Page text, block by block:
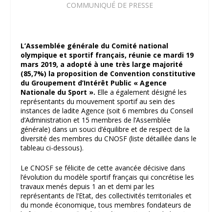
COMMUNIQUÉ DE PRESSE
L’Assemblée générale du Comité national
olympique et sportif français, réunie ce mardi 19
mars 2019, a adopté à une très large majorité
(85,7%) la proposition de Convention constitutive
du Groupement d’Intérêt Public « Agence
Nationale du Sport ». Elle a également désigné les
représentants du mouvement sportif au sein des
instances de ladite Agence (soit 6 membres du Conseil
d’Administration et 15 membres de l’Assemblée
générale) dans un souci d’équilibre et de respect de la
diversité des membres du CNOSF (liste détaillée dans le
tableau ci-dessous).
Le CNOSF se félicite de cette avancée décisive dans
l’évolution du modèle sportif français qui concrétise les
travaux menés depuis 1 an et demi par les
représentants de l’Etat, des collectivités territoriales et
du monde économique, tous membres fondateurs de